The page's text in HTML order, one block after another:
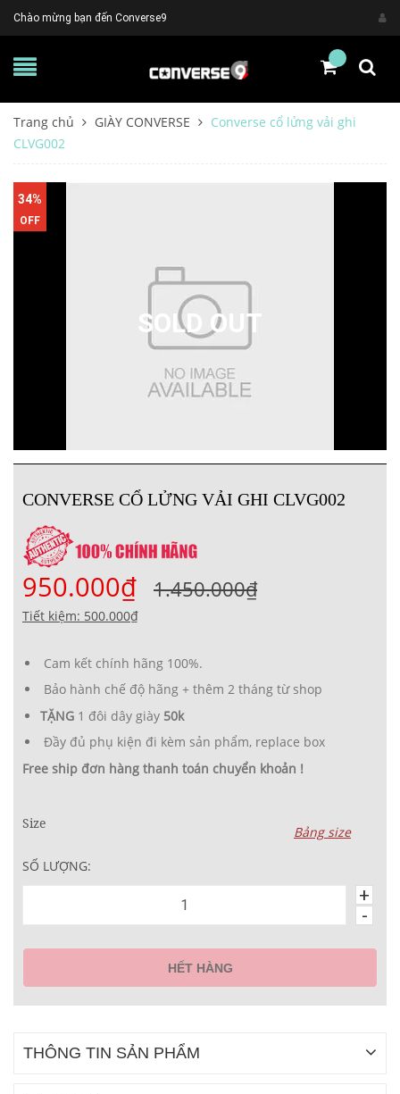
Chào mừng bạn đến Converse9
Trang chủ GIÀY CONVERSE
Converse cổ lửng vải ghi
CLVG002
SOLD OUT
34%
OFF
CONVERSE CỔ LỬNG VẢI GHI CLVG002
950.000₫ 1.450.000₫
Tiết kiệm: 500.000₫
Cam kết chính hãng 100%.
Bảo hành chế độ hãng + thêm 2 tháng từ shop
TẶNG 1 đôi dây giày 50k
Đầy đủ phụ kiện đi kèm sản phẩm, replace box
Free ship đơn hàng thanh toán chuyển khoản !
Size
Bảng size
SỐ LƯỢNG:
-
+
HẾT HÀNG
THÔNG TIN SẢN PHẨM